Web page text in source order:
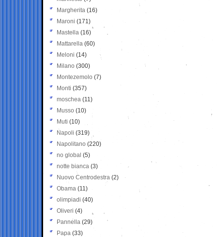
Margherita (16)
Maroni (171)
Mastella (16)
Mattarella (60)
Meloni (14)
Milano (300)
Montezemolo (7)
Monti (357)
moschea (11)
Musso (10)
Muti (10)
Napoli (319)
Napolitano (220)
no global (5)
notte bianca (3)
Nuovo Centrodestra (2)
Obama (11)
olimpiadi (40)
Oliveri (4)
Pannella (29)
Papa (33)